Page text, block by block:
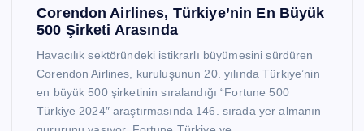
Corendon Airlines, Türkiye’nin En Büyük
500 Şirketi Arasında
Havacılık sektöründeki istikrarlı büyümesini sürdüren
Corendon Airlines, kuruluşunun 20. yılında Türkiye’nin
en büyük 500 şirketinin sıralandığı “Fortune 500
Türkiye 2024″ araştırmasında 146. sırada yer almanın